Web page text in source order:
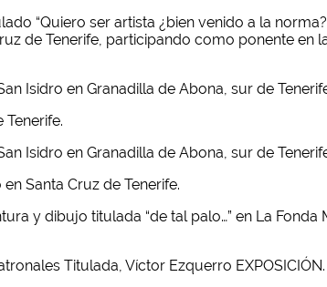
“Quiero ser artista ¿bien venido a la
de Tenerife, participando como ponente en
Isidro en Granadilla de Abona, sur de
Isidro en Granadilla de Abona, sur de
Santa Cruz de Tenerife.
y dibujo titulada “de tal palo…” en La
Titulada, Víctor Ezquerro EXPOSICIÓN.